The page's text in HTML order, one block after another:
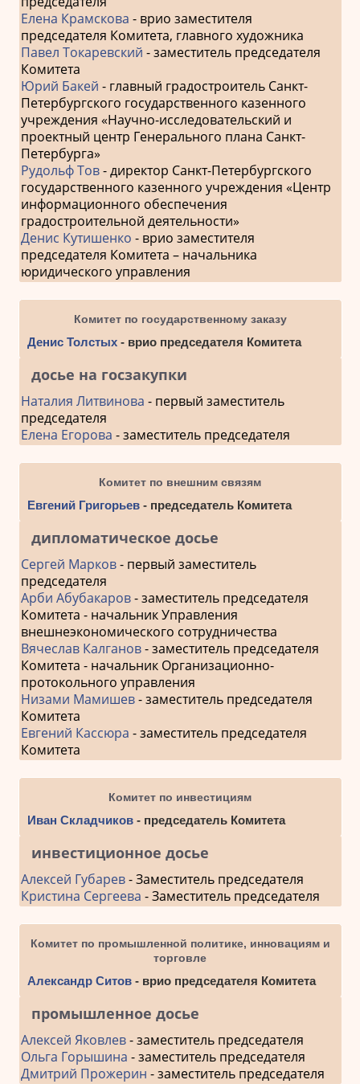
Елена Крамскова - врио заместителя
председателя Комитета, главного художника
Павел Токаревский - заместитель председателя
Комитета
Юрий Бакей - главный градостроитель Санкт-
Петербургского государственного казенного
учреждения «Научно-исследовательский и
проектный центр Генерального плана Санкт-
Петербурга»
Рудольф Тов- директор Санкт-Петербургского
государственного казенного учреждения «Центр
информационного обеспечения
градостроительной деятельности»
Денис Кутишенко - врио заместителя
председателя Комитета – начальника
юридического управления
Комитет по государственному заказу
Денис Толстых- врио председателя Комитета
досье на госзакупки
Наталия Литвинова - первый заместитель
председателя
Елена Егорова - заместитель председателя
Комитет по внешним связям
Евгений Григорьев- председатель Комитета
дипломатическое досье
Сергей Марков- первый заместитель
председателя
Арби Абубакаров- заместитель председателя
Комитета - начальник Управления
внешнеэкономического сотрудничества
Вячеслав Калганов- заместитель председателя
Комитета - начальник Организационно-
протокольного управления
Низами Мамишев- заместитель председателя
Комитета
Евгений Кассюра - заместитель председателя
Комитета
Комитет по инвестициям
Иван Складчиков- председатель Комитета
инвестиционное досье
Алексей Губарев- Заместитель председателя
Кристина Сергеева - Заместитель председателя
Комитет по промышленной политике, инновациям и
торговле
Александр Ситов- врио председателя Комитета
промышленное досье
Алексей Яковлев- заместитель председателя
Ольга Горышина - заместитель председателя
Дмитрий Прожерин - заместитель председателя